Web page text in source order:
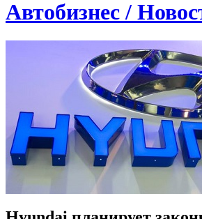
Автобизнес /